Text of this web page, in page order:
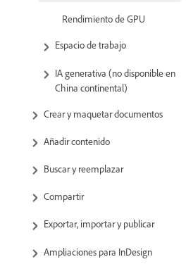
Rendimiento de GPU
Espacio de trabajo
IA generativa (no disponible en
China continental)
Crear y maquetar documentos
Añadir contenido
Buscar y reemplazar
Compartir
Exportar, importar y publicar
Ampliaciones para InDesign